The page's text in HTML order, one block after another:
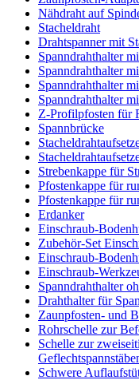
Nähdraht auf
Stacheldraht
Drahtspanner mit
Spanndrahthalter
Spanndrahthalter
Spanndrahthalter
Spanndrahthalter
Z-Profilpfosten für
Spannbrücke
Strebenkappe für
Pfostenkappe für
Pfostenkappe für
Erdanker
Einschraub-
Zubehör-Set
Einschraub-
Einschraub-
Spanndrahthalter
Drahthalter für
Zaunpfosten- und
Rohrschelle zur
Schelle zur
Schwere